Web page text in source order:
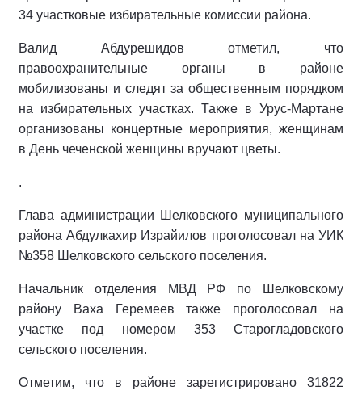
34 участковые избирательные комиссии района.
Валид Абдурешидов отметил, что
правоохранительные органы в районе
мобилизованы и следят за общественным порядком
на избирательных участках. Также в Урус-Мартане
организованы концертные мероприятия, женщинам
в День чеченской женщины вручают цветы.
.
Глава администрации Шелковского муниципального
района Абдулкахир Израйилов проголосовал на УИК
№358 Шелковского сельского поселения.
Начальник отделения МВД РФ по Шелковскому
району Ваха Геремеев также проголосовал на
участке под номером 353 Старогладовского
сельского поселения.
Отметим, что в районе зарегистрировано 31822